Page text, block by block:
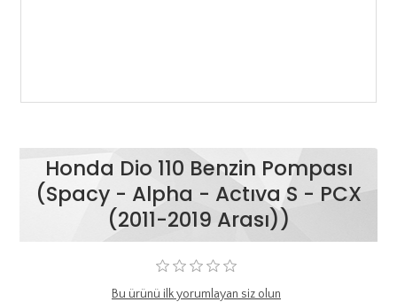
Honda Dio 110 Benzin Pompası
(Spacy - Alpha - Actıva S - PCX
(2011-2019 Arası))
Bu ürünü ilk yorumlayan siz olun